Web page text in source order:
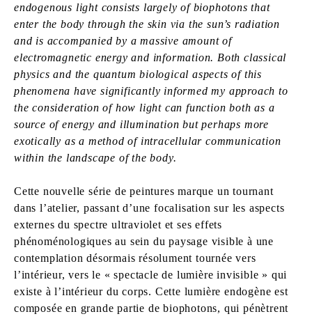
endogenous light consists largely of biophotons that
enter the body through the skin via the sun’s radiation
and is accompanied by a massive amount of
electromagnetic energy and information. Both classical
physics and the quantum biological aspects of this
phenomena have significantly informed my approach to
the consideration of how light can function both as a
source of energy and illumination but perhaps more
exotically as a method of intracellular communication
within the landscape of the body.
Cette nouvelle série de peintures marque un tournant
dans l’atelier, passant d’une focalisation sur les aspects
externes du spectre ultraviolet et ses effets
phénoménologiques au sein du paysage visible à une
contemplation désormais résolument tournée vers
l’intérieur, vers le « spectacle de lumière invisible » qui
existe à l’intérieur du corps. Cette lumière endogène est
composée en grande partie de biophotons, qui pénètrent